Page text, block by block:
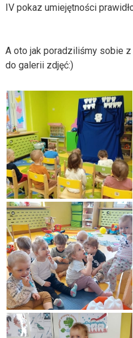
IV pokaz umiejętności
A oto jak poradziliśmy sobie
do galerii zdjęć:)